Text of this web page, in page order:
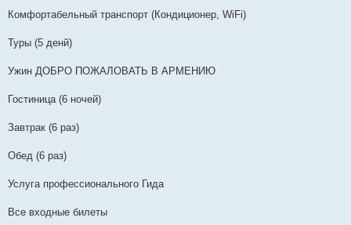
Комфортабельный транспорт (Кондиционер, WiFi)
Туры (5 денй)
Ужин ДОБРО ПОЖАЛОВАТЬ В АРМЕНИЮ
Гостиница (6 ночей)
Завтрак (6 раз)
Обед (6 раз)
Услуга профессионального Гида
Все входные билеты